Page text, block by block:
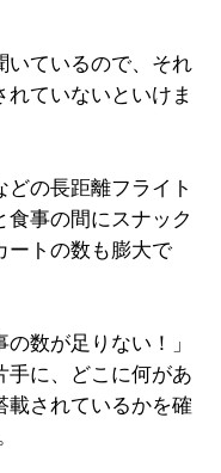
いているので、それ
れていないといけま
の長距離フライト
事の間にスナック
ートの数も膨大で
数が足りない！」
手に、どこに何があ
載されているかを確